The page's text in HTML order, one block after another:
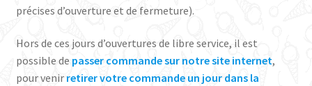
précises d’ouverture et de fermeture).
Hors de ces jours d’ouvertures de libre service, il est
possible de passer commande sur notre site internet,
pour venir retirer votre commande un jour dans la